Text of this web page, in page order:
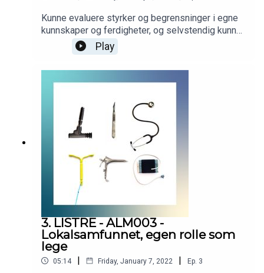
Kunne evaluere styrker og begrensninger i egne
kunnskaper og ferdigheter, og selvstendig kunne
veilede kolleger i tilsvarende evaluering.
Podcasten er utarbeidet i samarbeid med
utviklingen av podcasten, men innholdet er i sin
Kristian Høines og Morten Munkvik). Podcasten
er ingen fasit for hvordan læringsmålene skal
tolkes, men skal bidra til refleksjon rundt
læringsmålene i allmennmedisin.
Play
3. LISTRE - ALM003 -
Lokalsamfunnet, egen rolle som
lege
05:14 | Friday, January 7, 2022 | Ep. 3